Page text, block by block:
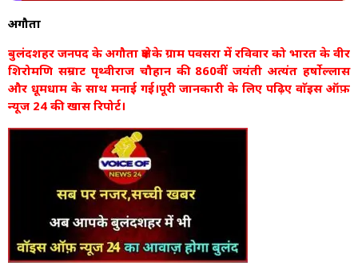
अगौता
बुलंदशहर जनपद के अगौता क्षेत्र के ग्राम पवसरा में रविवार को भारत के वीर
शिरोमणि सम्राट पृथ्वीराज चौहान की 860वीं जयंती अत्यंत हर्षोल्लास
और धूमधाम के साथ मनाई गई।पूरी जानकारी के लिए पढ़िए वाॅइस ऑफ़
न्यूज 24 की खास रिपोर्ट।